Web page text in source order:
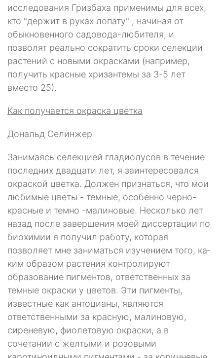
исследования Гризбаха приме­нимы для всех,
кто "держит в руках лопату" , начиная от
обыкновенного садовода-любителя, и
позволят реально сократить сроки селекции
расте­ний с новыми окрасками (например,
получить красные хризантемы за 3-5 лет
вместо 25).
Как получается окраска цветка
Дональд Селинжер
Занимаясь селекцией гладиолусов в течение
последних двадцати лет, я заинтересовался
окраской цветка. Должен признаться, что мои
люби­мые цветы - темные, особенно черно-
красные и темно -малиновые. Несколько лет
назад после завершения моей диссертации по
биохимии я получил работу, которая
позволяет мне заниматься изучением того, ка­
ким образом растения контролируют
образование пигментов, ответ­ственных за
темные окраски у цветов. Эти пигменты,
известные как антоцианы, являются
ответственными за красную, малиновую,
сиреневую, фиолетовую окраски, а в
сочетании с желтыми и розовыми